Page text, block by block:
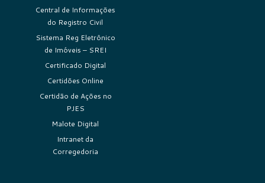
Central de Informações
do Registro Civil
Sistema Reg Eletrônico
de Imóveis – SREI
Certificado Digital
Certidões Online
Certidão de Ações no
PJES
Malote Digital
Intranet da
Corregedoria